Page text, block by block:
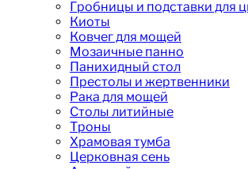
Гробницы и подставки для
Киоты
Ковчег для мощей
Мозаичные панно
Панихидный стол
Престолы и жертвенники
Рака для мощей
Столы литийные
Троны
Храмовая тумба
Церковная сень